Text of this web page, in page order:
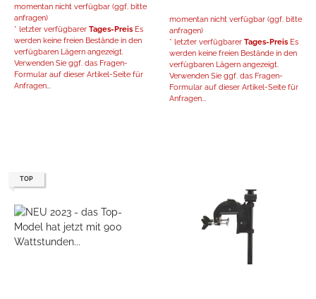
momentan nicht verfügbar (ggf. bitte
anfragen)
* letzter verfügbarer Tages-Preis Es
werden keine freien Bestände in den
verfügbaren Lägern angezeigt.
Verwenden Sie ggf. das Fragen-
Formular auf dieser Artikel-Seite für
Anfragen...
momentan nicht verfügbar (ggf. bitte
anfragen)
* letzter verfügbarer Tages-Preis Es
werden keine freien Bestände in den
verfügbaren Lägern angezeigt.
Verwenden Sie ggf. das Fragen-
Formular auf dieser Artikel-Seite für
Anfragen...
TOP